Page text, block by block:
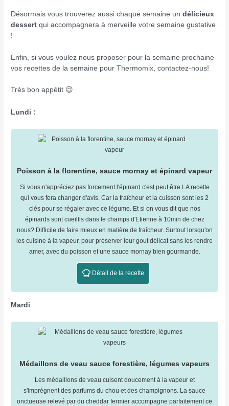
Désormais vous trouverez aussi chaque semaine undélicieux
dessert qui accompagnera à merveille votre semaine gustative
!
Enfin, si vous voulez nous proposer pour la semaine prochaine
vos recettes de la semaine pour Thermomix, contactez-nous!
Très bon appétit 😉
Lundi :
Poisson à la florentine, sauce mornay et épinard vapeur
Si vous n'appréciez pas forcement l'épinard c'est peut être LA recette
qui vous fera changer d'avis. Car la fraîcheur et la cuisson sont les 2
clés pour se régaler avec ce légume. Et si on vous dit que nos
épinards sont cueillis dans le champs d'Etienne à 10min de chez
nous? Difficile de faire mieux en matière de fraîcheur. Surtout lorsqu'on
les cuisine à la vapeur, pour préserver leur gout délicat sans les rendre
amer, avec du poisson et une sauce mornay bien gourmande.
Détail de la recette
Mardi :
Médaillons de veau sauce forestière, légumes vapeurs
Les médaillons de veau cuisent doucement à la vapeur et
s'imprégnent des parfums du chou et des champignons. La sauce
onctueuse relevé par du cheddar fermier accompagne parfaitement ce